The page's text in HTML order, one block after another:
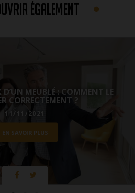
ÉGALEMENT
D’ÉTAT DES LIEUX : LA
AU SERVICE DE VOTRE EDL
18/10/2021
EN SAVOIR PLUS